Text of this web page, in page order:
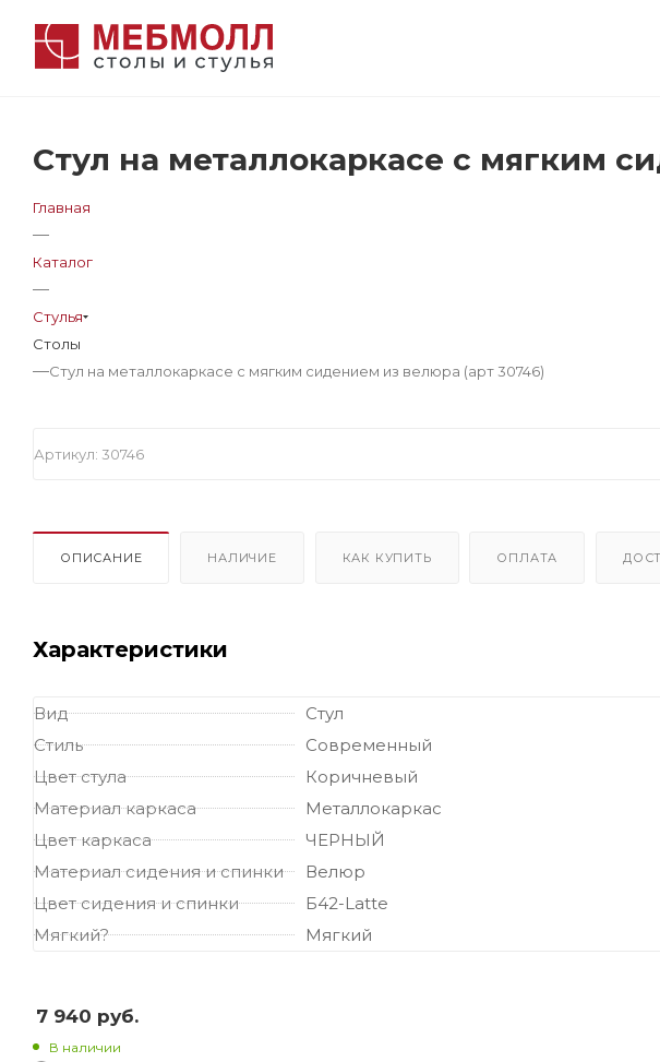
Стул на металлокаркасе с мягким
Главная
—
Каталог
—
Стулья
Столы
—Стул на металлокаркасе с мягким сидением из велюра (арт 30746)
Артикул: 30746
ОПИСАНИЕ НАЛИЧИЕ КАК КУПИТЬ ОПЛАТА
Характеристики
Вид
Стул
Стиль
Современный
Цвет стула
Коричневый
Материал каркаса
Металлокаркас
Цвет каркаса
ЧЕРНЫЙ
Материал сидения и спинки
Велюр
Цвет сидения и спинки
Б42-Latte
Мягкий?
Мягкий
7 940 руб.
В наличии